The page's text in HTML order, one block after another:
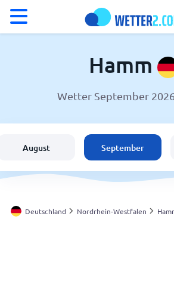
Wetter in Hamm
Schweiz
Österreich
Hamm
Wetter September
August September
Deutschland Nordrhein-Westfalen